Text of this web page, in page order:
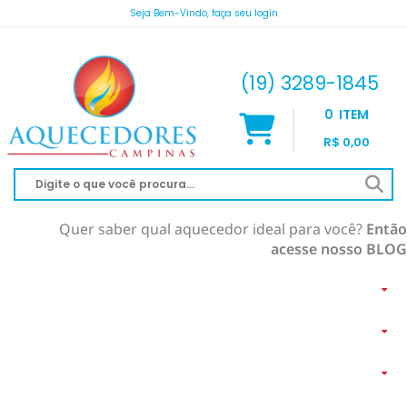
Seja Bem-Vindo, faça seu login
(19) 3289-1845
0 ITEM
R$ 0,00
Quer saber qual aquecedor ideal para você? Então
acesse nosso BLOG